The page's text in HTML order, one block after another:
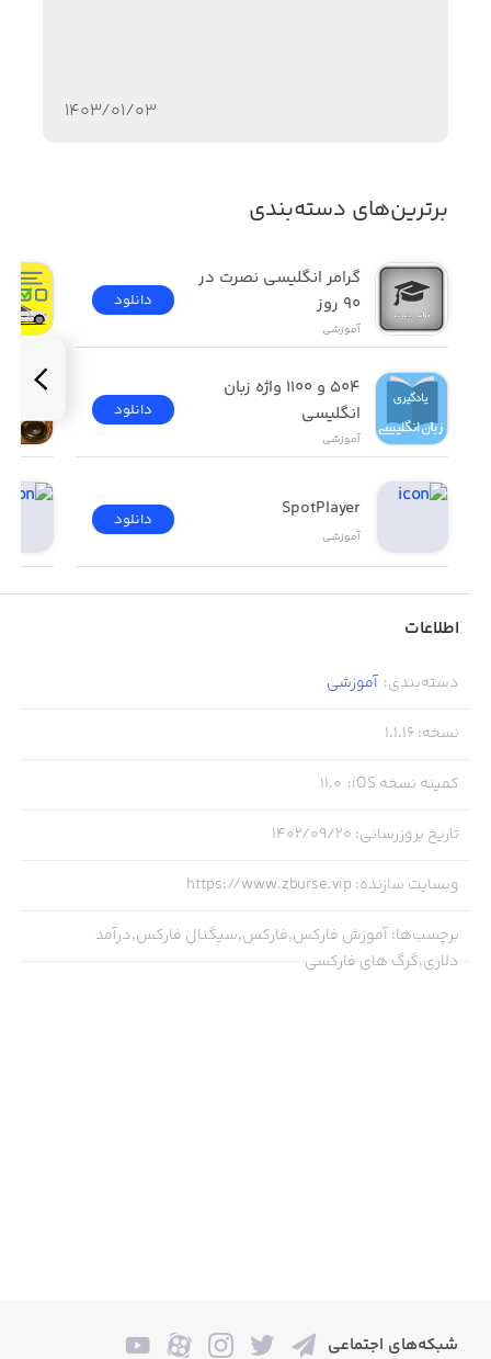
۱۴۰۳/۰۱/۰۳
برترین‌های دسته‌بندی
٩٠ روز
آموزشی
دانلود
انگلیسی
آموزشی
دانلود
SpotPlayer
آموزشی
دانلود
اطلاعات
دسته‌بندی: آموزشی
نسخه:
1.1.16
کمینه نسخه iOS :
11.0
تاریخ بروزرسانی: ۱۴۰۲/۰۹/۲۰
وبسایت سازنده:
https://www.zburse.vip
برچسب‌ها:آموزش فارکس,فارکس,سیگنال فارکس,درآمد
دلاری,گرگ های فارکسی
شبکه‌های اجتماعی